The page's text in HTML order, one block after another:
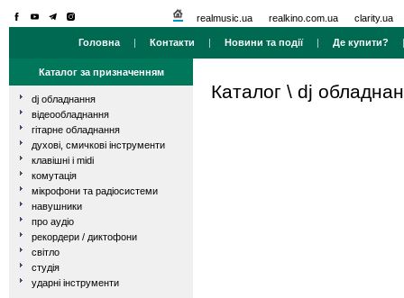
realmusic.ua realkino.com.ua clarity.ua
Головна | Контакти | Новини та події| Де купити?
Каталог за призначенням
dj обладнання
відеообладнання
гітарне обладнання
духові, смичкові інструменти
клавішні і midi
комутація
мікрофони та радіосистеми
навушники
про аудіо
рекордери / диктофони
світло
студія
ударні інструменти
Каталог \ dj